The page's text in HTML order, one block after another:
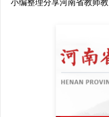
小编整理分享河南省教师